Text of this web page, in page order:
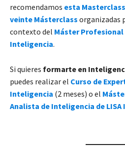
recomendamos esta Masterclass
veinte Másterclass organizadas
contexto del Máster Profesional
Inteligencia.
Si quieres formarte en
puedes realizar el Curso de
Inteligencia (2 meses) o el
Analista de Inteligencia de